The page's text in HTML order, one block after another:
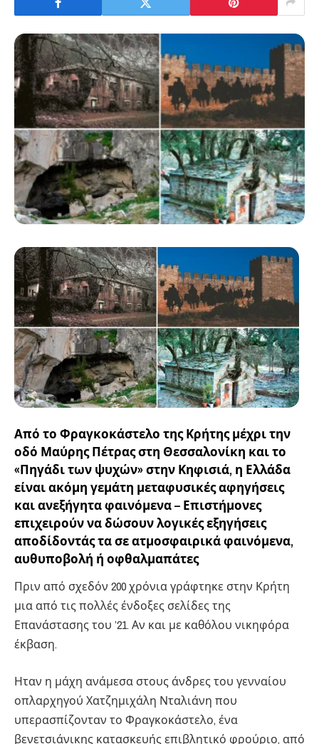
Από το Φραγκοκάστελο της Κρήτης μέχρι την
οδό Μαύρης Πέτρας στη Θεσσαλονίκη και το
«Πηγάδι των ψυχών» στην Κηφισιά, η Ελλάδα
είναι ακόμη γεμάτη μεταφυσικές αφηγήσεις
και ανεξήγητα φαινόμενα – Επιστήμονες
επιχειρούν να δώσουν λογικές εξηγήσεις
αποδίδοντάς τα σε ατμοσφαιρικά φαινόμενα,
αυθυποβολή ή οφθαλμαπάτες
Πριν από σχεδόν 200 χρόνια γράφτηκε στην Κρήτη
μια από τις πολλές ένδοξες σελίδες της
Επανάστασης του ’21. Αν και με καθόλου νικηφόρα
έκβαση.
Ηταν η μάχη ανάμεσα στους άνδρες του γενναίου
οπλαρχηγού Χατζημιχάλη Νταλιάνη που
υπερασπίζονταν το Φραγκοκάστελο, ένα
βενετσιάνικης κατασκευής επιβλητικό φρούριο, από